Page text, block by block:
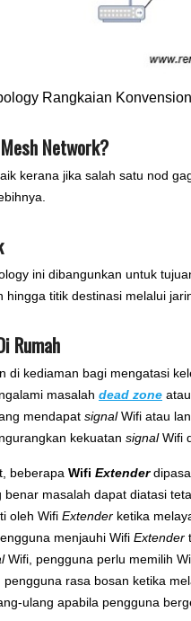
Rangkaian
Network?
kerana jika salah satu nod
ini dibangunkan untuk
titik destinasi melalui
Rumah
di kediaman bagi mengatasi
masalah dead zone
mendapat signalWifi atau
kekuatan signalWifi
beberapa Wifi Extender
benar masalah dapat diatasi
oleh Wifi Extender ketika
menjauhi Wifi Extender
Wifi, pengguna perlu memilih
rasa bosan ketika
ulang apabila pengguna